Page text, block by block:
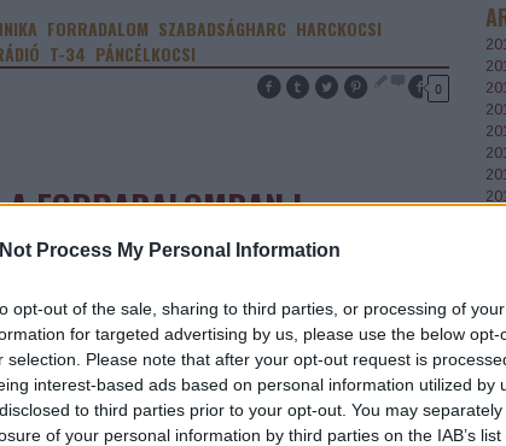
Process My Personal Information
opt-out of the sale, sharing to third parties, or processing of
for targeted advertising by us, please use the below opt-
selection. Please note that after your opt-out request is
interest-based ads based on personal information utilized by
to third parties prior to your opt-out. You may
of your personal information by third parties on the IAB’s
FORRADALOM SZABADSÁGHARC HARCKOCSI
T-34 PÁNCÉLKOCSI
0
A FORRADALOMBAN I.
1956-os forradalomról szinte mindenkinek a lyukas
fel először. Ezek közül természetesen nem
a harckocsi sem. A forradalomról született
leginkább az elnyomás és megszállás
jelenik meg, de hogyan…